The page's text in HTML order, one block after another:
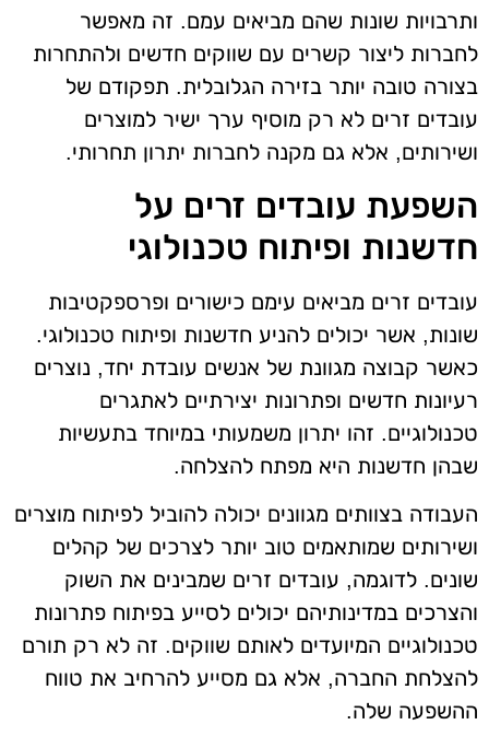
ותרבויות שונות שהם מביאים עמם. זה מאפשר
לחברות ליצור קשרים עם שווקים חדשים ולהתחרות
בצורה טובה יותר בזירה הגלובלית. תפקודם של
עובדים זרים לא רק מוסיף ערך ישיר למוצרים
ושירותים, אלא גם מקנה לחברות יתרון תחרותי.
השפעת עובדים זרים על
חדשנות ופיתוח טכנולוגי
עובדים זרים מביאים עימם כישורים ופרספקטיבות
שונות, אשר יכולים להניע חדשנות ופיתוח טכנולוגי.
כאשר קבוצה מגוונת של אנשים עובדת יחד, נוצרים
רעיונות חדשים ופתרונות יצירתיים לאתגרים
טכנולוגיים. זהו יתרון משמעותי במיוחד בתעשיות
שבהן חדשנות היא מפתח להצלחה.
העבודה בצוותים מגוונים יכולה להוביל לפיתוח מוצרים
ושירותים שמותאמים טוב יותר לצרכים של קהלים
שונים. לדוגמה, עובדים זרים שמבינים את השוק
והצרכים במדינותיהם יכולים לסייע בפיתוח פתרונות
טכנולוגיים המיועדים לאותם שווקים. זה לא רק תורם
להצלחת החברה, אלא גם מסייע להרחיב את טווח
ההשפעה שלה.